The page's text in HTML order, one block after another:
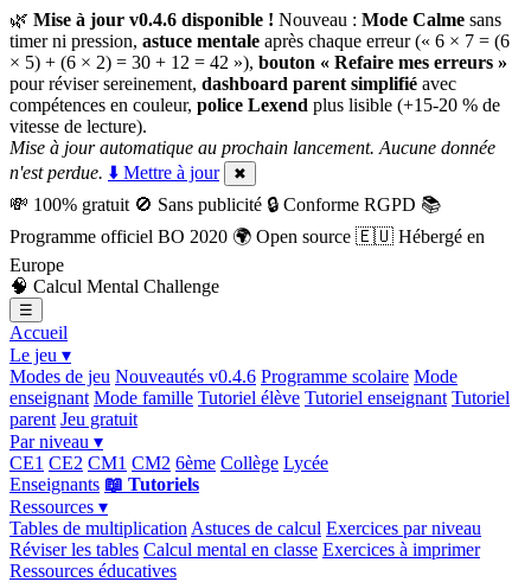
🌿 Mise à jour v0.4.6 disponible ! Nouveau : Mode Calme sans
timer ni pression, astuce mentale après chaque erreur (« 6 × 7 = (6
× 5) + (6 × 2) = 30 + 12 = 42 »), bouton « Refaire mes erreurs »
pour réviser sereinement, dashboard parent simplifié avec
compétences en couleur, police Lexend plus lisible (+15-20 % de
vitesse de lecture).
Mise à jour automatique au prochain lancement. Aucune donnée
n'est perdue. ⬇️ Mettre à jour ✖
💸 100% gratuit 🚫 Sans publicité 🔒 Conforme RGPD 📚
Programme officiel BO 2020 🌍 Open source 🇪🇺 Hébergé en
Europe
🧠 Calcul Mental Challenge
☰
Accueil
Le jeu ▾
Modes de jeu Nouveautés v0.4.6 Programme scolaire Mode
enseignant Mode famille Tutoriel élève Tutoriel enseignant Tutoriel
parent Jeu gratuit
Par niveau ▾
CE1 CE2 CM1 CM2 6ème Collège Lycée
Enseignants 📖 Tutoriels
Ressources ▾
Tables de multiplication Astuces de calcul Exercices par niveau
Réviser les tables Calcul mental en classe Exercices à imprimer
Ressources éducatives